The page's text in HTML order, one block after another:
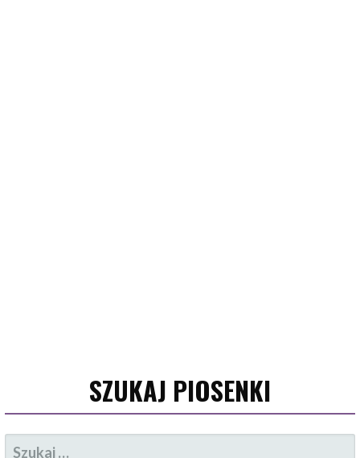
SZUKAJ PIOSENKI
SZUKAJ: